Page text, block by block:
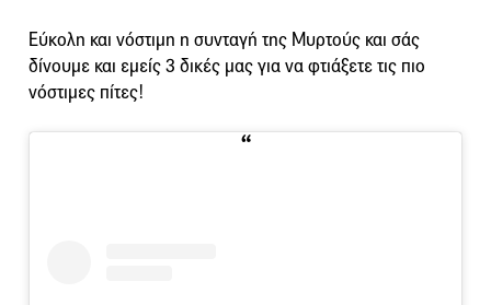
Εύκολη και νόστιμη η συνταγή της Μυρτούς και σάς
δίνουμε και εμείς 3 δικές μας για να φτιάξετε τις πιο
νόστιμες πίτες!